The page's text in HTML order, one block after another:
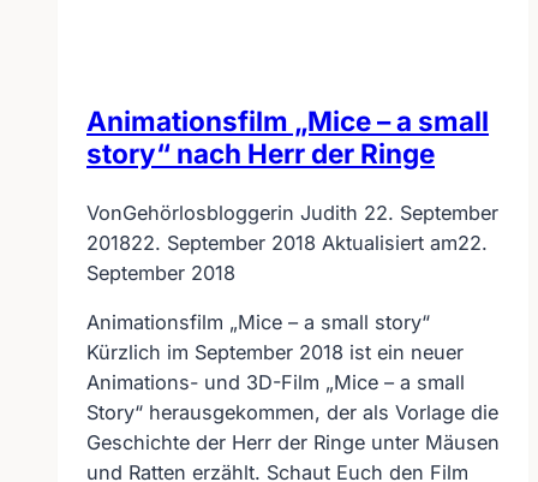
Animationsfilm „Mice – a small
story“ nach Herr der Ringe
VonGehörlosbloggerin Judith 22. September
201822. September 2018 Aktualisiert am22.
September 2018
Animationsfilm „Mice – a small story“
Kürzlich im September 2018 ist ein neuer
Animations- und 3D-Film „Mice – a small
Story“ herausgekommen, der als Vorlage die
Geschichte der Herr der Ringe unter Mäusen
und Ratten erzählt. Schaut Euch den Film